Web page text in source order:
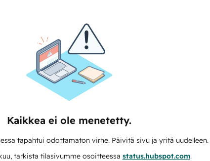
Kaikkea ei ole menetetty.
tapahtui odottamaton virhe. Päivitä sivu ja yritä uudelleen.
tarkista tilasivumme osoitteessa status.hubspot.com.